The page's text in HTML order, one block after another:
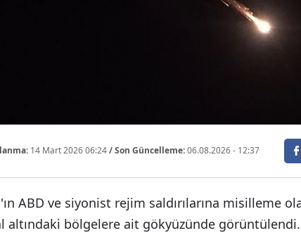
14 Mart 2026 06:24/ Son Güncelleme:06.08.2026- 12:37
ABD ve siyonist rejim saldırılarına misilleme
altındaki bölgelere ait gökyüzünde görüntülendi.